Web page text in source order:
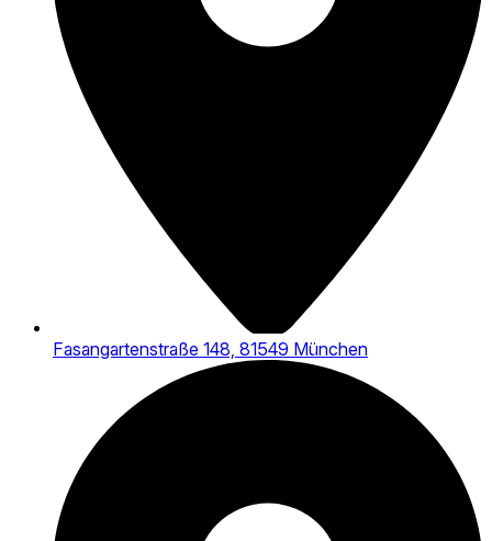
Fasangartenstraße 148, 81549 München